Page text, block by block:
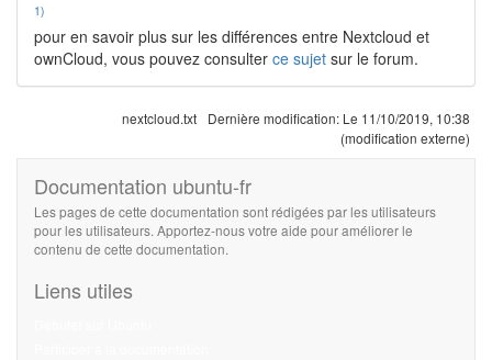
1)
pour en savoir plus sur les différences entre Nextcloud et
ownCloud, vous pouvez consulter ce sujet sur le forum.
nextcloud.txt Dernière modification: Le 11/10/2019, 10:38
(modification externe)
Documentation ubuntu-fr
Les pages de cette documentation sont rédigées par les utilisateurs
pour les utilisateurs. Apportez-nous votre aide pour améliorer le
contenu de cette documentation.
Liens utiles